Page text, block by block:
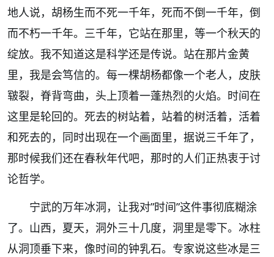
地人说，胡杨生而不死一千年，死而不倒一千年，倒
而不朽一千年。三千年，它站在那里，等一个秋天的
绽放。我不知道这是科学还是传说。站在那片金黄
里，我是会笃信的。每一棵胡杨都像一个老人，皮肤
皲裂，脊背弯曲，头上顶着一蓬热烈的火焰。时间在
这里是轮回的。死去的树站着，站着的树活着，活着
和死去的，同时出现在一个画面里，据说三千年了，
那时候我们还在春秋年代吧，那时的人们正热衷于讨
论哲学。
宁武的万年冰洞，让我对”时间”这件事彻底糊涂
了。山西，夏天，洞外三十几度，洞里是零下。冰柱
从洞顶垂下来，像时间的钟乳石。专家说这些冰是三